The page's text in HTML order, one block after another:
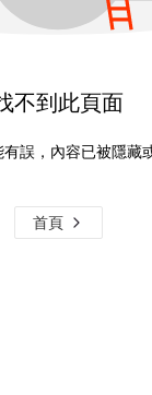
不到此頁面
誤，內容已被隱藏
首頁